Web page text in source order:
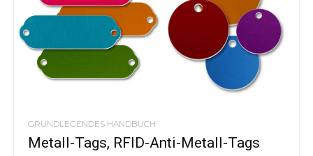
GRUNDLEGENDES HANDBUCH
Metall-Tags, RFID-Anti-Metall-Tags